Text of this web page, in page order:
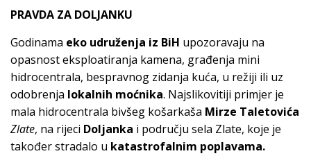
PRAVDA ZA DOLJANKU
Godinama eko udruženja iz BiH upozoravaju na
opasnost eksploatiranja kamena, građenja mini
hidrocentrala, bespravnog zidanja kuća, u režiji ili uz
odobrenja lokalnih moćnika. Najslikovitiji primjer je
mala hidrocentrala bivšeg košarkaša Mirze Taletovića
Zlate, na rijeci Doljanka i području sela Zlate, koje je
također stradalo u katastrofalnim poplavama.